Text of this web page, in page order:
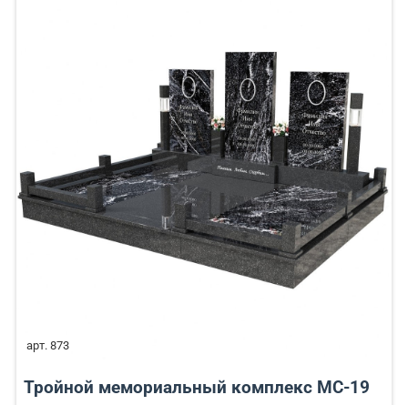
арт. 873
Тройной мемориальный комплекс MC-19